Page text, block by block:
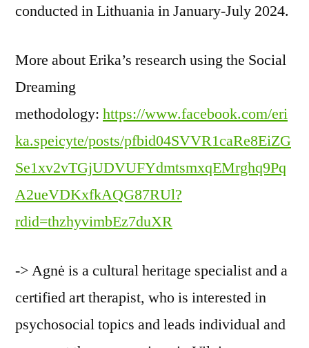
conducted in Lithuania in January-July 2024.
More about Erika’s research using the Social
Dreaming
methodology: https://www.facebook.com/eri
ka.speicyte/posts/pfbid04SVVR1caRe8EiZG
Se1xv2vTGjUDVUFYdmtsmxqEMrghq9Pq
A2ueVDKxfkAQG87RUl?
rdid=thzhyvimbEz7duXR
-> Agnė is a cultural heritage specialist and a
certified art therapist, who is interested in
psychosocial topics and leads individual and